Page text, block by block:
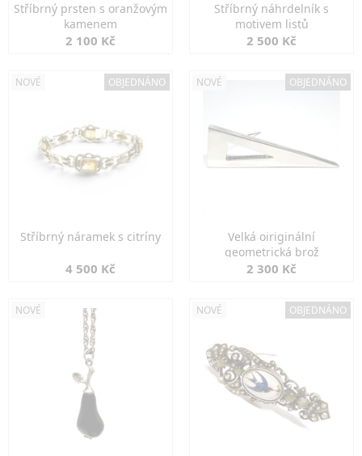
Stříbrný prsten s oranžovým
kamenem
2 100 Kč
Stříbrný náhrdelník s
motivem listů
2 500 Kč
NOVÉ OBJEDNÁNO
Stříbrný náramek s citríny
4 500 Kč
NOVÉ OBJEDNÁNO
Velká oiriginální
geometrická brož
2 300 Kč
NOVÉ NOVÉ OBJEDNÁNO